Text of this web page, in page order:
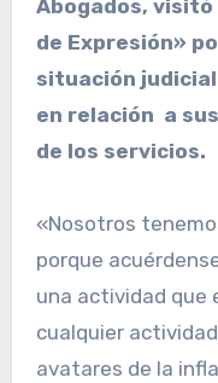
Abogados,
de Expresión»
situación
en relación a
de los servicios.
«Nosotros
porque
una actividad que
cualquier
avatares de la